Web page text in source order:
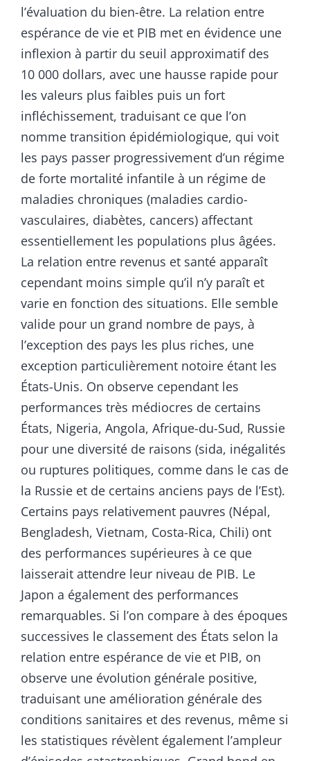
l’évaluation du bien-être. La relation entre
espérance de vie et PIB met en évidence une
inflexion à partir du seuil approximatif des
10 000 dollars, avec une hausse rapide pour
les valeurs plus faibles puis un fort
infléchissement, traduisant ce que l’on
nomme transition épidémiologique, qui voit
les pays passer progressivement d’un régime
de forte mortalité infantile à un régime de
maladies chroniques (maladies cardio-
vasculaires, diabètes, cancers) affectant
essentiellement les populations plus âgées.
La relation entre revenus et santé apparaît
cependant moins simple qu’il n’y paraît et
varie en fonction des situations. Elle semble
valide pour un grand nombre de pays, à
l’exception des pays les plus riches, une
exception particulièrement notoire étant les
États-Unis. On observe cependant les
performances très médiocres de certains
États, Nigeria, Angola, Afrique-du-Sud, Russie
pour une diversité de raisons (sida, inégalités
ou ruptures politiques, comme dans le cas de
la Russie et de certains anciens pays de l’Est).
Certains pays relativement pauvres (Népal,
Bengladesh, Vietnam, Costa-Rica, Chili) ont
des performances supérieures à ce que
laisserait attendre leur niveau de PIB. Le
Japon a également des performances
remarquables. Si l’on compare à des époques
successives le classement des États selon la
relation entre espérance de vie et PIB, on
observe une évolution générale positive,
traduisant une amélioration générale des
conditions sanitaires et des revenus, même si
les statistiques révèlent également l’ampleur